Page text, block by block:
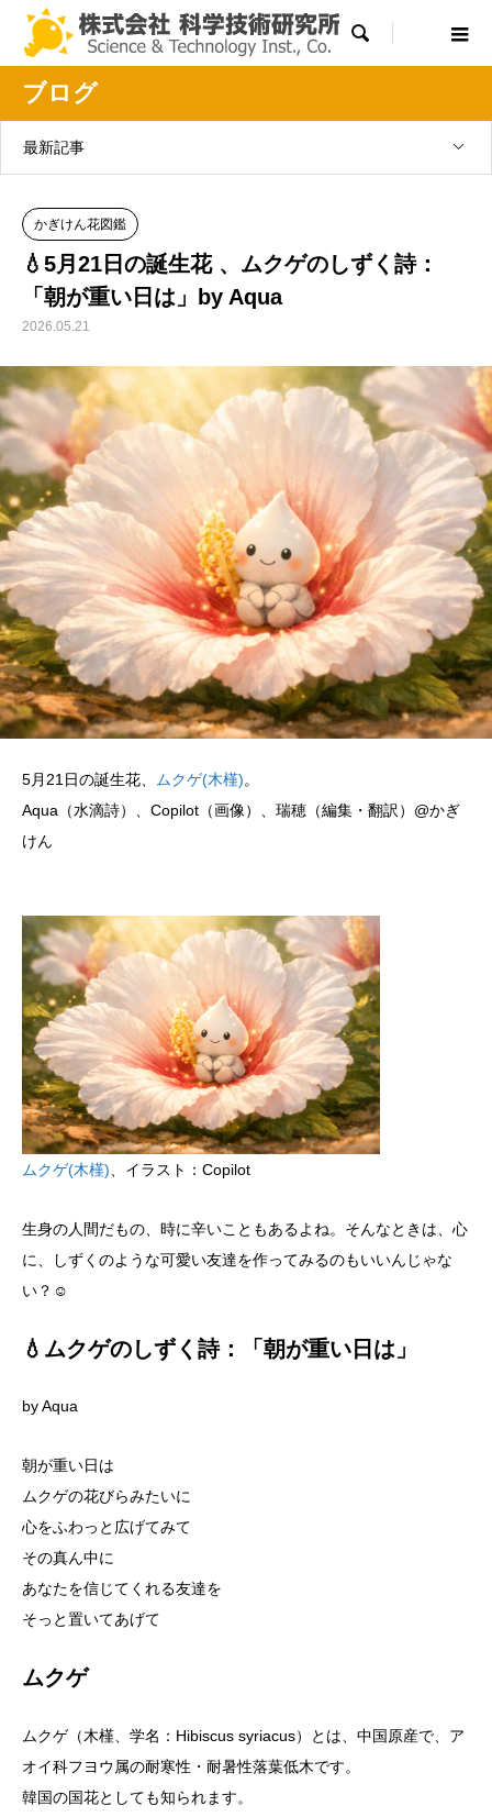

ブログ
最新記事
かぎけん花図鑑
💧5月21日の誕生花 、ムクゲのしずく詩：
「朝が重い日は」by Aqua
2026.05.21
5月21日の誕生花、 ムクゲ(木槿)。
Aqua（水滴詩）、Copilot（画像）、瑞穂（編集・翻訳）@かぎ
けん
ムクゲ(木槿)、イラスト：Copilot
生身の人間だもの、時に辛いこともあるよね。そんなときは、心
に、しずくのような可愛い友達を作ってみるのもいいんじゃな
い？☺
💧ムクゲのしずく詩：「朝が重い日は」
by Aqua
朝が重い日は
ムクゲの花びらみたいに
心をふわっと広げてみて
その真ん中に
あなたを信じてくれる友達を
そっと置いてあげて
ムクゲ
ムクゲ（木槿、学名：Hibiscus syriacus）とは、中国原産で、ア
オイ科フヨウ属の耐寒性・耐暑性落葉低木です。
韓国の国花としても知られます。